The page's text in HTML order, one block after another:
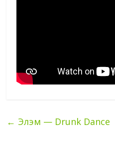
← Элэм — Drunk Dance